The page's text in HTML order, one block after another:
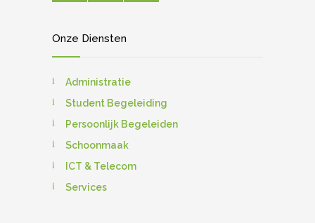
Onze Diensten
Administratie
Student Begeleiding
Persoonlijk Begeleiden
Schoonmaak
ICT & Telecom
Services